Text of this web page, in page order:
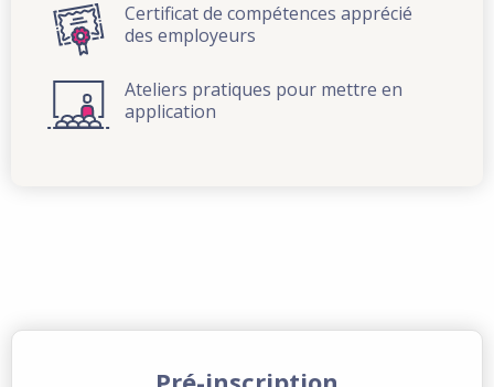
Certificat de compétences apprécié
des employeurs
Ateliers pratiques pour mettre en
application